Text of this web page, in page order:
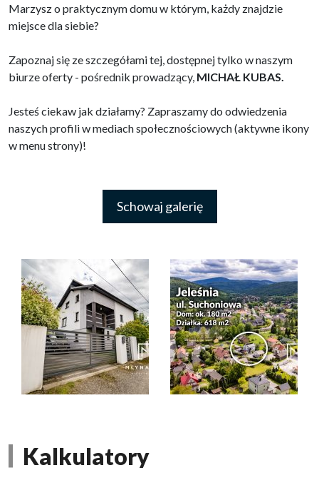
Marzysz o praktycznym domu w którym, każdy znajdzie
miejsce dla siebie?
Zapoznaj się ze szczegółami tej, dostępnej tylko w naszym
biurze oferty - pośrednik prowadzący, MICHAŁ KUBAS.
Jesteś ciekaw jak działamy? Zapraszamy do odwiedzenia
naszych profili w mediach społecznościowych (aktywne ikony
w menu strony)!
Schowaj galerię
Kalkulatory